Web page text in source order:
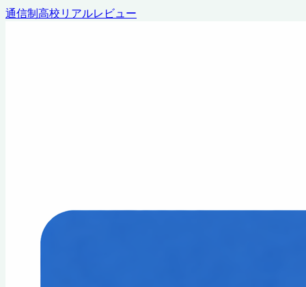
通信制高校リアルレビュー